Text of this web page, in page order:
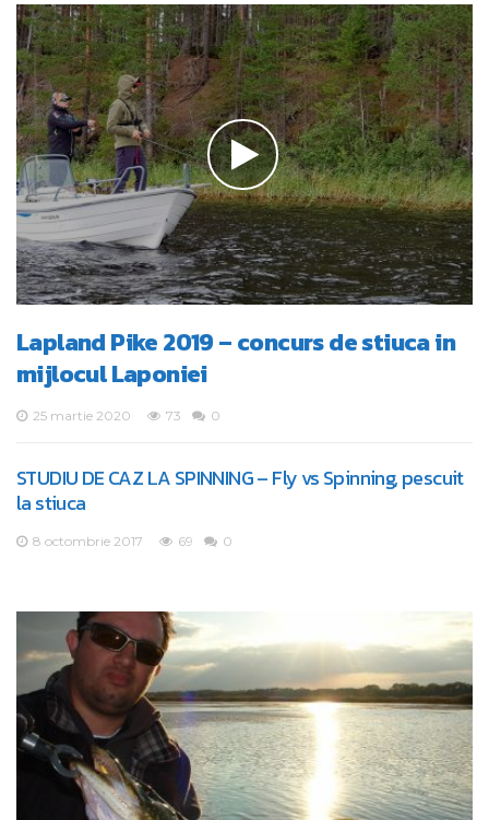
Lapland Pike 2019 – concurs de stiuca in
mijlocul Laponiei
25 martie 2020 73 0
STUDIU DE CAZ LA SPINNING – Fly vs Spinning, pescuit
la stiuca
8 octombrie 2017 69 0